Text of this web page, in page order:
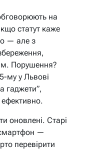
на
статут каже
— але з
Порушення?
му у Львові
гаджети”,
оновлені. Старі
смартфон —
перевірити